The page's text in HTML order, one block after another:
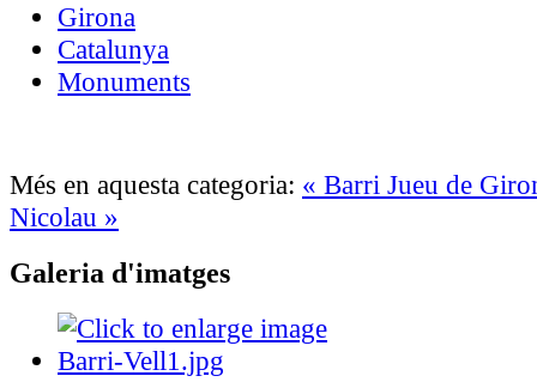
Girona
Catalunya
Monuments
Més en aquesta categoria: « Barri Jueu de
Nicolau »
Galeria d'imatges